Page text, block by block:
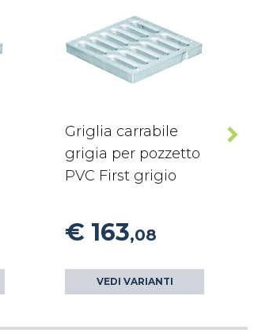
Griglia carrabile
grigia per pozzetto
PVC First grigio
€ 163,08
VEDI VARIANTI